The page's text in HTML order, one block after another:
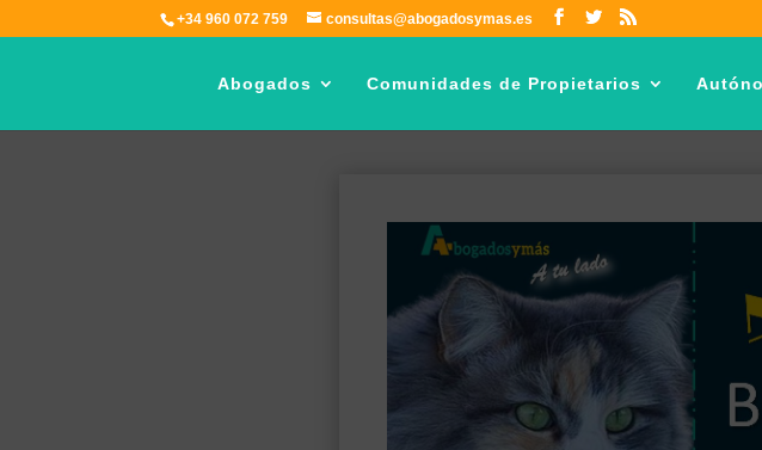
+34 960 072 759 consultas@abogadosymas.es
Abogados Comunidades de Propietarios